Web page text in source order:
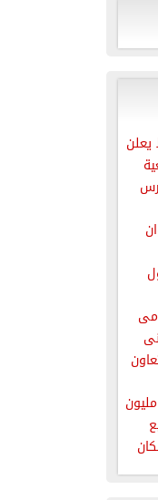
يعلن
جامعة القاهرة: 850 مليون